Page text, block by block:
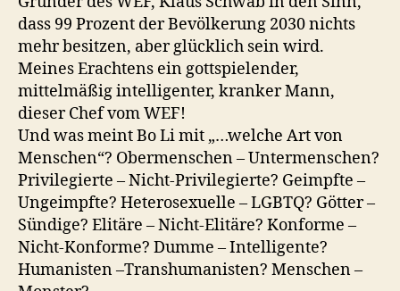
dass 99 Prozent der Bevölkerung 2030 nichts
mehr besitzen, aber glücklich sein wird.
Meines Erachtens ein gottspielender,
mittelmäßig intelligenter, kranker Mann,
dieser Chef vom WEF!
Und was meint Bo Li mit „…welche Art von
Menschen“? Obermenschen – Untermenschen?
Privilegierte – Nicht-Privilegierte? Geimpfte –
Ungeimpfte? Heterosexuelle – LGBTQ? Götter –
Sündige? Elitäre – Nicht-Elitäre? Konforme –
Nicht-Konforme? Dumme – Intelligente?
Humanisten –Transhumanisten? Menschen –